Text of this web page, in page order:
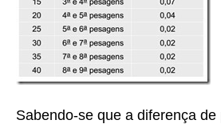
Sabendo-se que a diferença